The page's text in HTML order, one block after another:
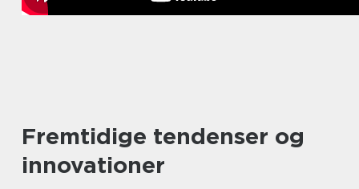
Fremtidige tendenser og
innovationer